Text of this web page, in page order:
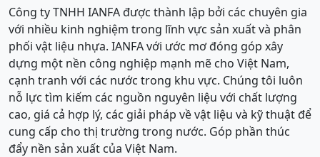
Công ty TNHH IANFA được thành lập bởi các chuyên gia
với nhiều kinh nghiệm trong lĩnh vực sản xuất và phân
phối vật liệu nhựa. IANFA với ước mơ đóng góp xây
dựng một nền công nghiệp mạnh mẽ cho Việt Nam,
cạnh tranh với các nước trong khu vực. Chúng tôi luôn
nỗ lực tìm kiếm các nguồn nguyên liệu với chất lượng
cao, giá cả hợp lý, các giải pháp về vật liệu và kỹ thuật để
cung cấp cho thị trường trong nước. Góp phần thúc
đẩy nền sản xuất của Việt Nam.